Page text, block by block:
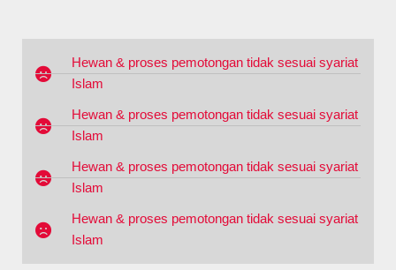
Hewan & proses pemotongan tidak sesuai syariat
Islam
Hewan & proses pemotongan tidak sesuai syariat
Islam
Hewan & proses pemotongan tidak sesuai syariat
Islam
Hewan & proses pemotongan tidak sesuai syariat
Islam